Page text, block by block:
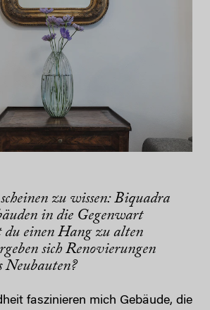
zu wissen: Biquadra
in die Gegenwart
du einen Hang zu alten
sich Renovierungen
Neubauten?
faszinieren mich Gebäude, die